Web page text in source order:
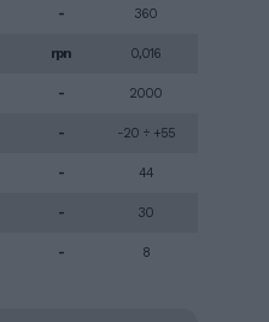
-
rpn
-
-
-
-
-
360
0,016
2000
-20 ÷ +55
44
30
8